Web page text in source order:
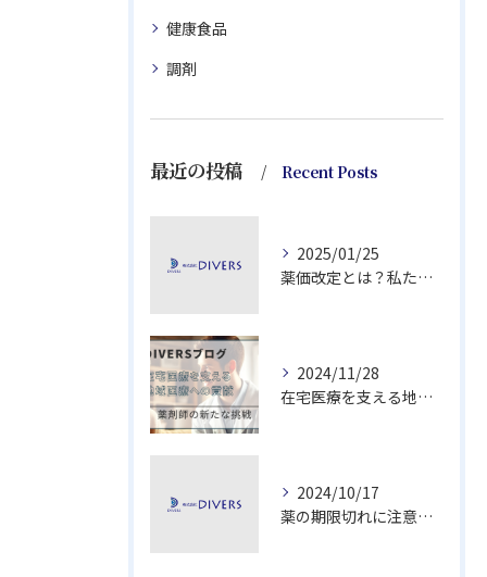
健康食品
調剤
最近の投稿 Recent Posts
2025/01/25
薬価改定とは？私たちの医療費への影響と賢く薬を選ぶための３つのポイント
2024/11/28
在宅医療を支える地域医療への貢献
2024/10/17
薬の期限切れに注意！正しい処分方法と治療終了後の適切な対応